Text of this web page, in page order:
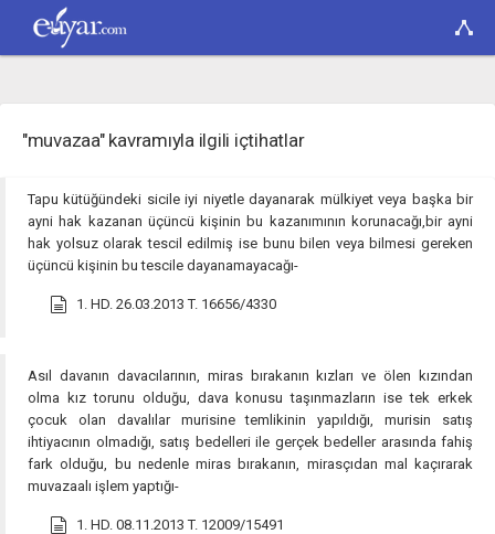
"muvazaa" kavramıyla ilgili içtihatlar
Tapu kütüğündeki sicile iyi niyetle dayanarak mülkiyet veya başka bir
ayni hak kazanan üçüncü kişinin bu kazanımının korunacağı,bir ayni
hak yolsuz olarak tescil edilmiş ise bunu bilen veya bilmesi gereken
üçüncü kişinin bu tescile dayanamayacağı-
1. HD. 26.03.2013 T. 16656/4330
Asıl davanın davacılarının, miras bırakanın kızları ve ölen kızından
olma kız torunu olduğu, dava konusu taşınmazların ise tek erkek
çocuk olan davalılar murisine temlikinin yapıldığı, murisin satış
ihtiyacının olmadığı, satış bedelleri ile gerçek bedeller arasında fahiş
fark olduğu, bu nedenle miras bırakanın, mirasçıdan mal kaçırarak
muvazaalı işlem yaptığı-
1. HD. 08.11.2013 T. 12009/15491